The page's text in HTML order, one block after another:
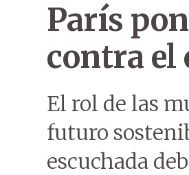
París
contra
El rol de las
futuro
escuchada